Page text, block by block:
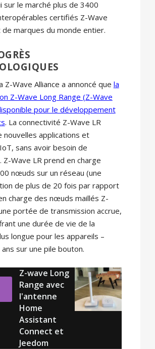
sur le marché plus de 3400
certifiés Z-Wave
marques du monde entier.
Z-Wave Alliance a annoncé que la
Z-Wave Long Range (Z-Wave
pour le développement
. La connectivité Z-Wave LR
nouvelles applications et
sans avoir besoin de
Wave LR prend en charge
nœuds sur un réseau (une
de plus de 20 fois par rapport
charge des nœuds maillés Z-
portée de transmission accrue,
une durée de vie de la
longue pour les appareils –
ans sur une pile bouton.
Z-wave Long
Range avec
l'antenne
Home
Assistant
Connect et
Jeedom